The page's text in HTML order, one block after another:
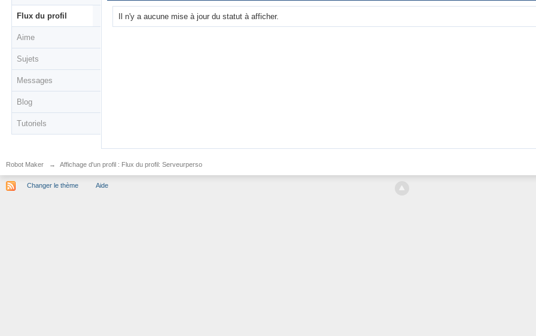
Flux du profil
Aime
Sujets
Messages
Blog
Tutoriels
Il n'y a aucune mise à jour du statut à afficher.
Robot Maker → Affichage d'un profil : Flux du profil: Serveurperso
Changer le thème Aide